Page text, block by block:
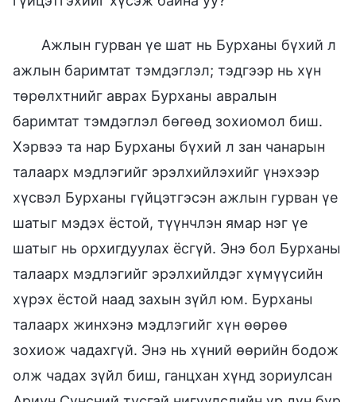
Ажлын гурван үе шат нь Бурханы бүхий л
ажлын баримтат тэмдэглэл; тэдгээр нь хүн
төрөлхтнийг аврах Бурханы авралын
баримтат тэмдэглэл бөгөөд зохиомол биш.
Хэрвээ та нар Бурханы бүхий л зан чанарын
талаарх мэдлэгийг эрэлхийлэхийг үнэхээр
хүсвэл Бурханы гүйцэтгэсэн ажлын гурван үе
шатыг мэдэх ёстой, түүнчлэн ямар нэг үе
шатыг нь орхигдуулах ёсгүй. Энэ бол Бурханы
талаарх мэдлэгийг эрэлхийлдэг хүмүүсийн
хүрэх ёстой наад захын зүйл юм. Бурханы
талаарх жинхэнэ мэдлэгийг хүн өөрөө
зохиож чадахгүй. Энэ нь хүний өөрийн бодож
олж чадах зүйл биш, ганцхан хүнд зориулсан